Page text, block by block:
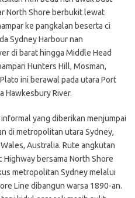
North Shore berbukit lewat
ke pangkalan beserta ci
Sydney Harbour nan
di barat hingga Middle Head
Hunters Hill, Mosman,
ini berawal pada utara Port
Hawkesbury River.
yang diberikan menjumpai
di metropolitan utara Sydney,
Australia. Rute angkutan
bersama North Shore
metropolitan Sydney melalui
Line dibangun warsa 1890-an.